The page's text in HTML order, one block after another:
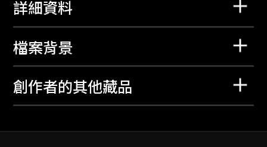
詳細資料
檔案背景
創作者的其他藏品